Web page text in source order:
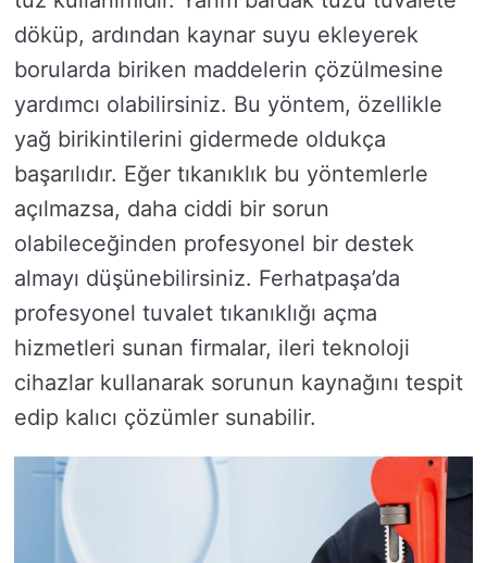
döküp, ardından kaynar suyu ekleyerek
borularda biriken maddelerin çözülmesine
yardımcı olabilirsiniz. Bu yöntem, özellikle
yağ birikintilerini gidermede oldukça
başarılıdır. Eğer tıkanıklık bu yöntemlerle
açılmazsa, daha ciddi bir sorun
olabileceğinden profesyonel bir destek
almayı düşünebilirsiniz. Ferhatpaşa’da
profesyonel tuvalet tıkanıklığı açma
hizmetleri sunan firmalar, ileri teknoloji
cihazlar kullanarak sorunun kaynağını tespit
edip kalıcı çözümler sunabilir.